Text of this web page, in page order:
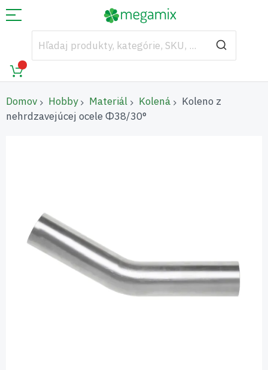
Domov Hobby Materiál Kolená
Koleno z
nehrdzavejúcej ocele Φ38/30°